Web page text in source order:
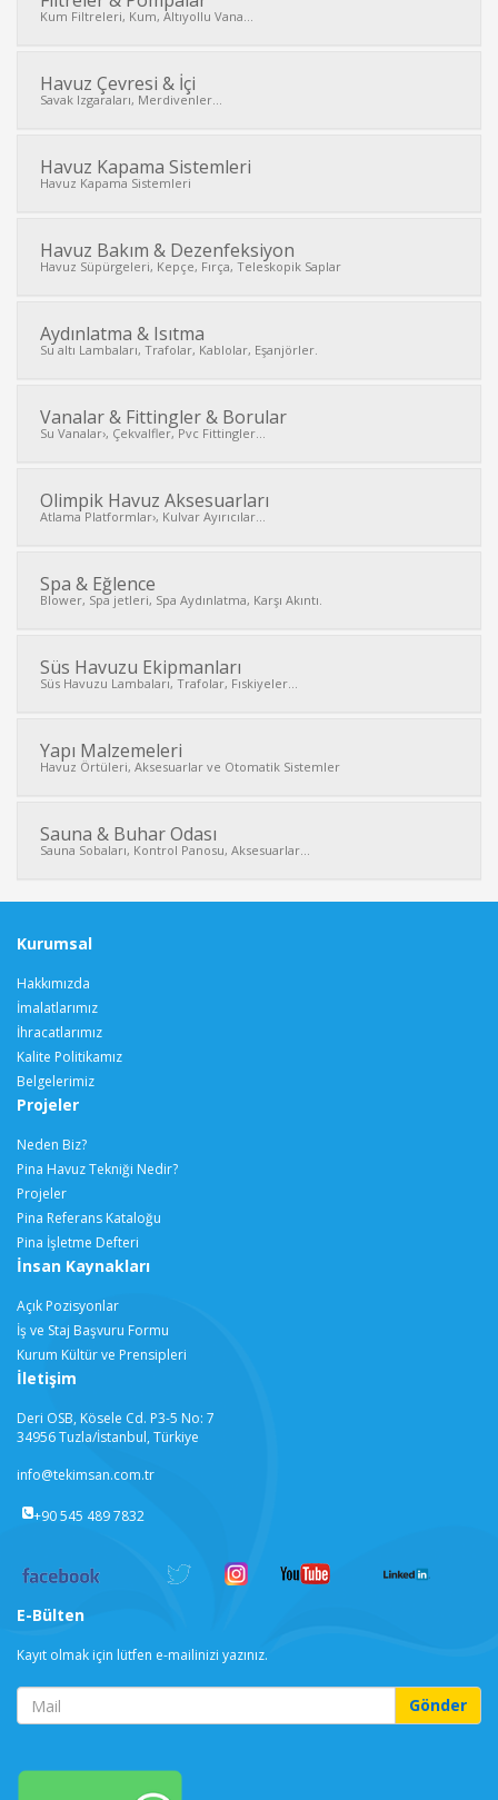
İNCELE
Kum Filtreleri, Kum, Altıyollu Vana...
Havuz Çevresi & İçi
Savak Izgaraları, Merdivenler...
Havuz Kapama Sistemleri
Havuz Kapama Sistemleri
Havuz Bakım & Dezenfeksiyon
Havuz Süpürgeleri, Kepçe, Fırça, Teleskopik Saplar
Aydınlatma & Isıtma
Su altı Lambaları, Trafolar, Kablolar, Eşanjörler.
Vanalar & Fittingler & Borular
Su Vanalar›, Çekvalfler, Pvc Fittingler...
Olimpik Havuz Aksesuarları
Atlama Platformlar›, Kulvar Ayırıcılar...
Spa & Eğlence
Blower, Spa jetleri, Spa Aydınlatma, Karşı Akıntı.
Süs Havuzu Ekipmanları
Süs Havuzu Lambaları, Trafolar, Fıskiyeler...
Yapı Malzemeleri
Havuz Örtüleri, Aksesuarlar ve Otomatik Sistemler
Sauna & Buhar Odası
Sauna Sobaları, Kontrol Panosu, Aksesuarlar...
Kurumsal
Hakkımızda
İmalatlarımız
İhracatlarımız
Kalite Politikamız
Belgelerimiz
Projeler
Neden Biz?
Pina Havuz Tekniği Nedir?
Projeler
Pina Referans Kataloğu
Pina İşletme Defteri
İnsan Kaynakları
Açık Pozisyonlar
İş ve Staj Başvuru Formu
Kurum Kültür ve Prensipleri
İletişim
Deri OSB, Kösele Cd. P3-5 No: 7
34956 Tuzla/İstanbul, Türkiye
info@tekimsan.com.tr
+90 545 489 7832
E-Bülten
Kayıt olmak için lütfen e-mailinizi yazınız.